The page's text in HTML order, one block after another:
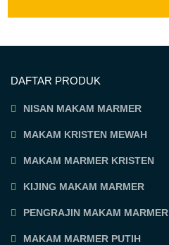
DAFTAR PRODUK
NISAN MAKAM MARMER
MAKAM KRISTEN MEWAH
MAKAM MARMER KRISTEN
KIJING MAKAM MARMER
PENGRAJIN MAKAM MARMER
MAKAM MARMER PUTIH